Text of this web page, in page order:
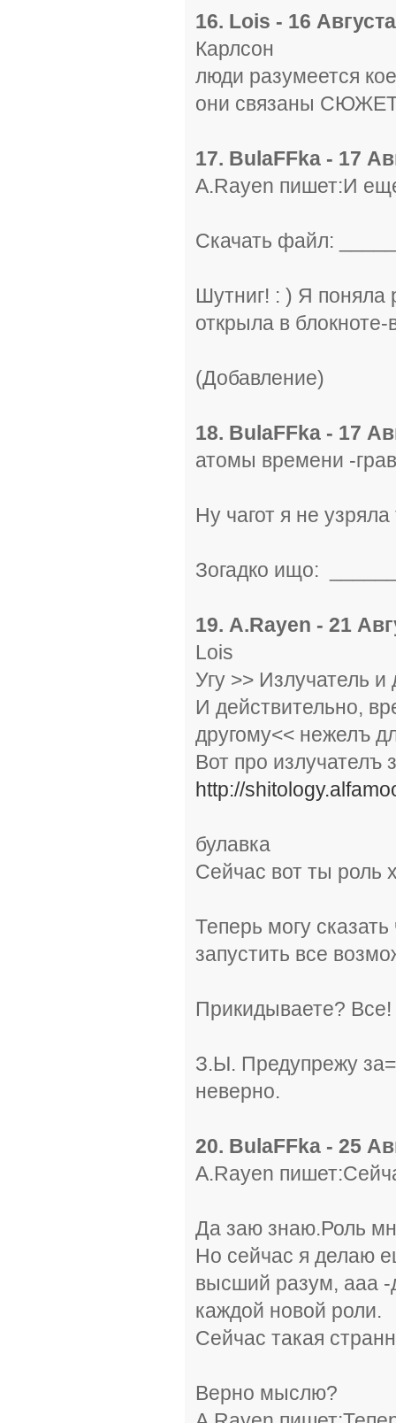
16. Lois - 16
Карлсон
люди разумеется
они связаны
17. BulaFFka - 17
A.Rayen пишет:И
Скачать файл:
Шутниг! : ) Я поняла
открыла в
(Добавление)
18. BulaFFka - 17
атомы времени -
Ну чагот я не
Зогадко ищо:
19. A.Rayen - 21
Lois
Угу >> Излучатель
И действительно,
другому<< нежелъ
Вот про излучателъ
http://
булавка
Сейчас вот ты
Теперь могу
запустить все
Прикидываете? Все!
З.Ы. Предупрежу
неверно.
20. BulaFFka - 25
A.Rayen
Да заю знаю.Роль
Но сейчас я делаю
высший разум, ааа -
каждой новой роли.
Сейчас такая
Верно мыслю?